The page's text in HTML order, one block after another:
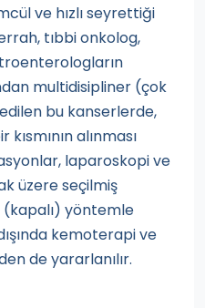
ve hızlı seyrettiği
tıbbi onkolog,
multidisipliner (çok
bu kanserlerde,
alınması
laparoskopi ve
üzere seçilmiş
yöntemle
kemoterapi ve
de yararlanılır.